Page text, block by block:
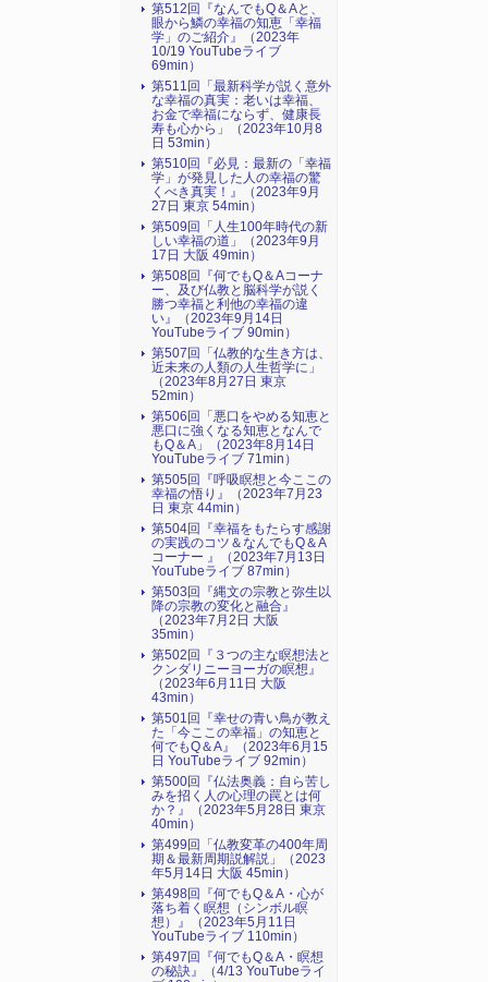
第512回『なんでもQ＆Aと、
眼から鱗の幸福の知恵「幸福
学」のご紹介』（2023年
10/19 YouTubeライブ
69min）
第511回「最新科学が説く意外
な幸福の真実：老いは幸福、
お金で幸福にならず、健康長
寿も心から」（2023年10月8
日 53min）
第510回『必見：最新の「幸福
学」が発見した人の幸福の驚
くべき真実！』（2023年9月
27日 東京 54min）
第509回「人生100年時代の新
しい幸福の道」（2023年9月
17日 大阪 49min）
第508回『何でもQ＆Aコーナ
ー、及び仏教と脳科学が説く
勝つ幸福と利他の幸福の違
い』（2023年9月14日
YouTubeライブ 90min）
第507回「仏教的な生き方は、
近未来の人類の人生哲学に」
（2023年8月27日 東京
52min）
第506回「悪口をやめる知恵と
悪口に強くなる知恵となんで
もQ＆A」（2023年8月14日
YouTubeライブ 71min）
第505回『呼吸瞑想と今ここの
幸福の悟り』（2023年7月23
日 東京 44min）
第504回『幸福をもたらす感謝
の実践のコツ＆なんでもQ＆A
コーナー 』（2023年7月13日
YouTubeライブ 87min）
第503回『縄文の宗教と弥生以
降の宗教の変化と融合』
（2023年7月2日 大阪
35min）
第502回『３つの主な瞑想法と
クンダリニーヨーガの瞑想』
（2023年6月11日 大阪
43min）
第501回『幸せの青い鳥が教え
た「今ここの幸福」の知恵と
何でもQ＆A』（2023年6月15
日 YouTubeライブ 92min）
第500回『仏法奥義：自ら苦し
みを招く人の心理の罠とは何
か？』（2023年5月28日 東京
40min）
第499回「仏教変革の400年周
期＆最新周期説解説」（2023
年5月14日 大阪 45min）
第498回『何でもQ＆A・心が
落ち着く瞑想（シンボル瞑
想）』（2023年5月11日
YouTubeライブ 110min）
第497回『何でもQ＆A・瞑想
の秘訣』（4/13 YouTubeライ